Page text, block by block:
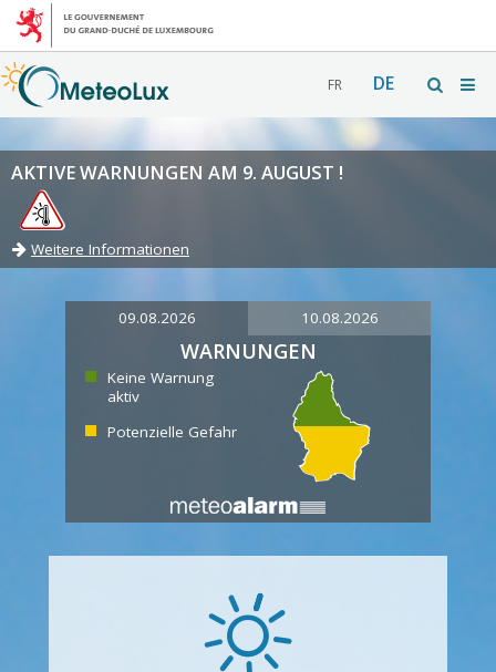
FR DE
AKTIVE WARNUNGEN AM 9. AUGUST !
Weitere Informationen
09.08.2026 10.08.2026
WARNUNGEN
Keine Warnung
aktiv
Potenzielle Gefahr